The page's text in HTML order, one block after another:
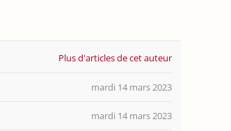
Plus d'articles de cet auteur
mardi 14 mars 2023
mardi 14 mars 2023